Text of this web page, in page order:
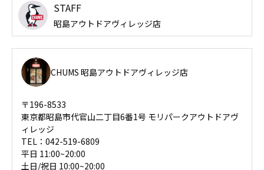
STAFF
昭島アウトドアヴィレッジ店
CHUMS 昭島アウトドアヴィレッジ店
〒196-8533
東京都昭島市代官山二丁目6番1号 モリパークアウトドアヴ
ィレッジ
TEL：042-519-6809
平日 11:00~20:00
土日/祝日 10:00~20:00